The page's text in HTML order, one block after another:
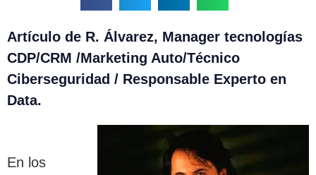
Artículo de R. Álvarez, Manager tecnologías
CDP/CRM /Marketing Auto/Técnico
Ciberseguridad / Responsable Experto en
Data.
En los